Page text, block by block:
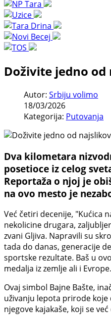
Doživite jedno
Autor: Srbiju volimo
18/03/2026
Kategorija: Putovanja
Dva kilometara
posetioce iz celog
Reportaža o njoj je
na ovo mesto je
Već četiri decenije, "Kućica
nekolicine drugara,
zvani Gljiva. Napravili su
tada do danas, generacije
sportske rezultate. Baš u
medalja iz zemlje ali i Evrope.
Ovaj simbol Bajne Bašte,
uživanju lepota prirode koje
njegove kajakaše, koji se